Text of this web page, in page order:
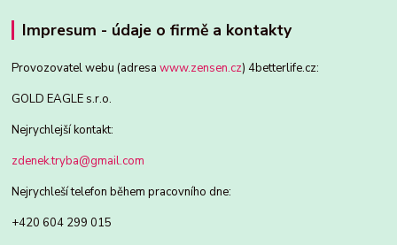
Impresum - údaje o firmě a kontakty
Provozovatel webu (adresawww.zensen.cz) 4betterlife.cz:
GOLD EAGLE s.r.o.
Nejrychlejší kontakt:
zdenek.tryba@gmail.com
Nejrychleší telefon během pracovního dne:
+420 604 299 015